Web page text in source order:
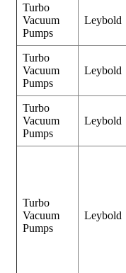
Turbo
Vacuum
Pumps
Leybold
Turbo
Vacuum
Pumps
Leybold
Turbo
Vacuum
Pumps
Leybold
Turbo
Vacuum
Pumps
Leybold